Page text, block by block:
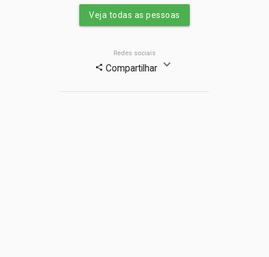
Veja todas as pessoas
Redes sociais
share Compartilhar expand_more